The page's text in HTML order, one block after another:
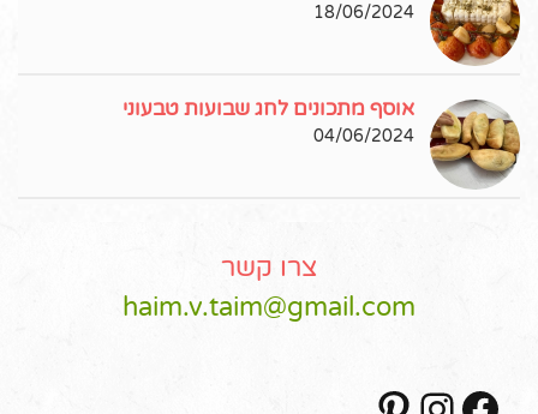
18/06/2024
אוסף מתכונים לחג שבועות טבעוני
04/06/2024
צרו קשר
haim.v.taim@gmail.com
Facebook
Instagram